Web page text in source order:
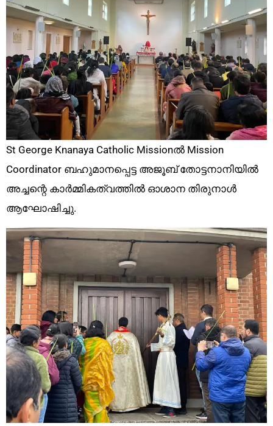
St George Knanaya Catholic Missionൽ Mission
Coordinator ബഹുമാനപ്പെട്ട അജൂബ് തോട്ടനാനിയിൽ
അച്ചന്റെ കാർമ്മികത്വത്തിൽ ഓശാന തിരുനാൾ
ആഘോഷിച്ചു.